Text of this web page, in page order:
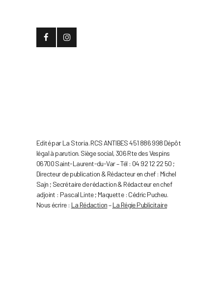
Edité par La Storia. RCS ANTIBES 451 886 998 Dépôt
légal à parution. Siège social, 306 Rte des Vespins
06700 Saint-Laurent-du-Var – Tél : 04 92 12 22 50 ;
Directeur de publication & Rédacteur en chef : Michel
Sajn ; Secrétaire de rédaction & Rédacteur en chef
adjoint : Pascal Linte ; Maquette : Cédric Pucheu.
Nous écrire : La Rédaction–La Régie Publicitaire